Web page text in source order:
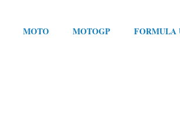
MOTO MOTOGP FORMULA